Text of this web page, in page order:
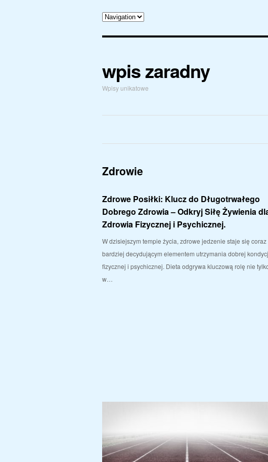
wpis zaradny
Wpisy unikatowe
Zdrowie
Zdrowe Posiłki: Klucz do Długotrwałego
Dobrego Zdrowia – Odkryj Siłę Żywienia
Zdrowia Fizycznej i Psychicznej.
W dzisiejszym tempie życia, zdrowe jedzenie staje się coraz
bardziej decydującym elementem utrzymania dobrej
fizycznej i psychicznej. Dieta odgrywa kluczową rolę nie
w…